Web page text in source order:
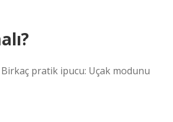
Birkaç pratik ipucu: Uçak modunu